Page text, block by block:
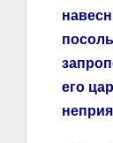
его